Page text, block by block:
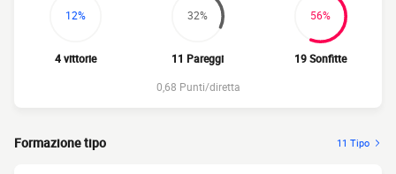
12%
4 vittorie
32%
11 Pareggi
56%
19 Sonfitte
0,68 Punti/diretta
Formazione tipo 11 Tipo